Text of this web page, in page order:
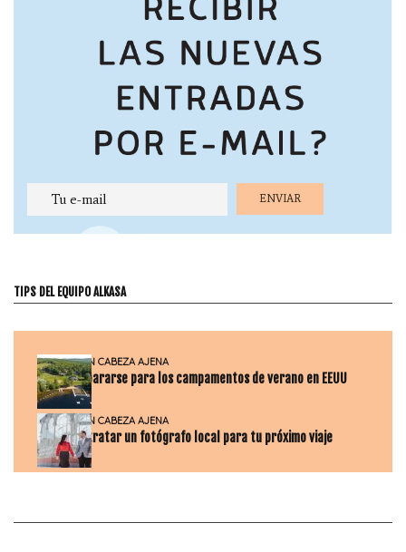
TIPS DEL EQUIPO ALKASA
BOLETÍN EN CABEZA AJENA
Cómo prepararse para los campamentos de verano en EEUU
BOLETÍN EN CABEZA AJENA
Cómo contratar un fotógrafo local para tu próximo viaje